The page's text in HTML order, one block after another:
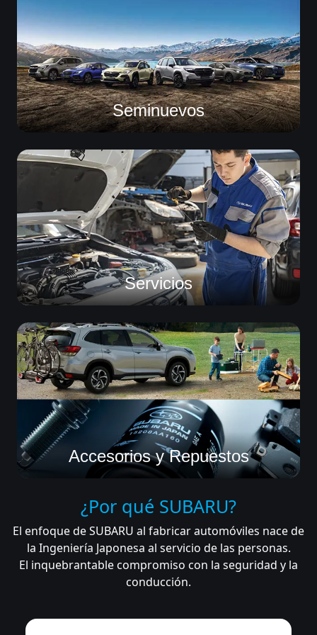
Seminuevos
Servicios
Accesorios y Repuestos
¿Por qué SUBARU?
El enfoque de SUBARU al fabricar automóviles nace de
la Ingeniería Japonesa al servicio de las personas.
El inquebrantable compromiso con la seguridad y la
conducción.